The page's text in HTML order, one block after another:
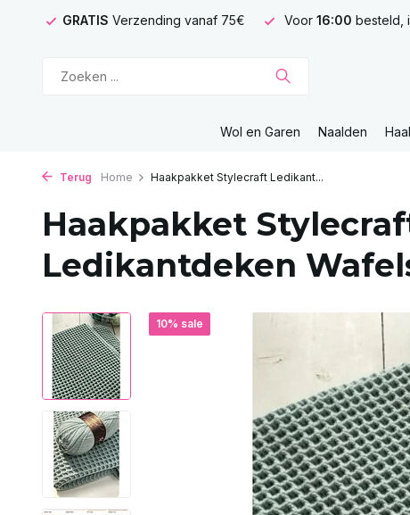
GRATIS Verzending vanaf 75€ Voor 16:00 besteld,
Wol en Garen Naalden
Terug Home Haakpakket Stylecraft Ledikant...
Haakpakket
Ledikantdeken
10% sale